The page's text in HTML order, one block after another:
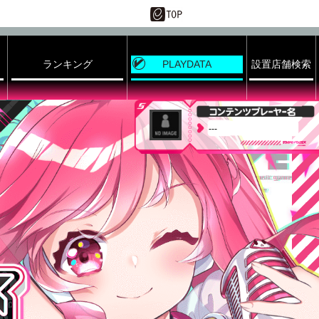
ランキング PLAYDATA 設置店舗検索
---